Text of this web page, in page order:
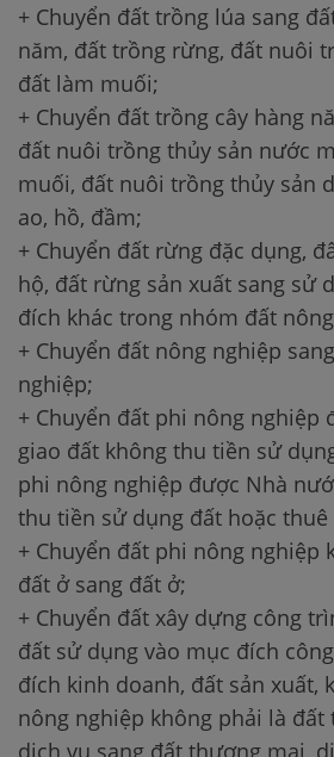
+ Chuyển đất trồng lúa sang
năm, đất trồng rừng, đất nuôi
đất làm muối;
+ Chuyển đất trồng cây hàng
đất nuôi trồng thủy sản nước
muối, đất nuôi trồng thủy sản
ao, hồ, đầm;
+ Chuyển đất rừng đặc dụng,
hộ, đất rừng sản xuất sang sử
đích khác trong nhóm đất
+ Chuyển đất nông nghiệp
nghiệp;
+ Chuyển đất phi nông nghiệp
giao đất không thu tiền sử
phi nông nghiệp được Nhà
thu tiền sử dụng đất hoặc thuê
+ Chuyển đất phi nông nghiệp
đất ở sang đất ở;
+ Chuyển đất xây dựng công
đất sử dụng vào mục đích
đích kinh doanh, đất sản xuất,
nông nghiệp không phải là đất
dịch vụ sang đất thương mại,